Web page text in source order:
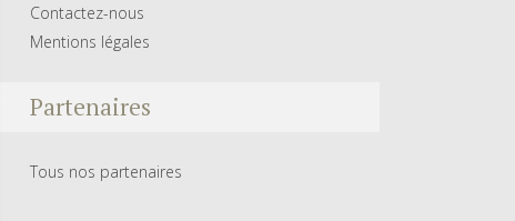
Contactez-nous
Mentions légales
Partenaires
Tous nos partenaires